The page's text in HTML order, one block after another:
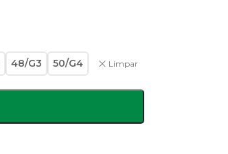
48/G3 50/G4 Limpar